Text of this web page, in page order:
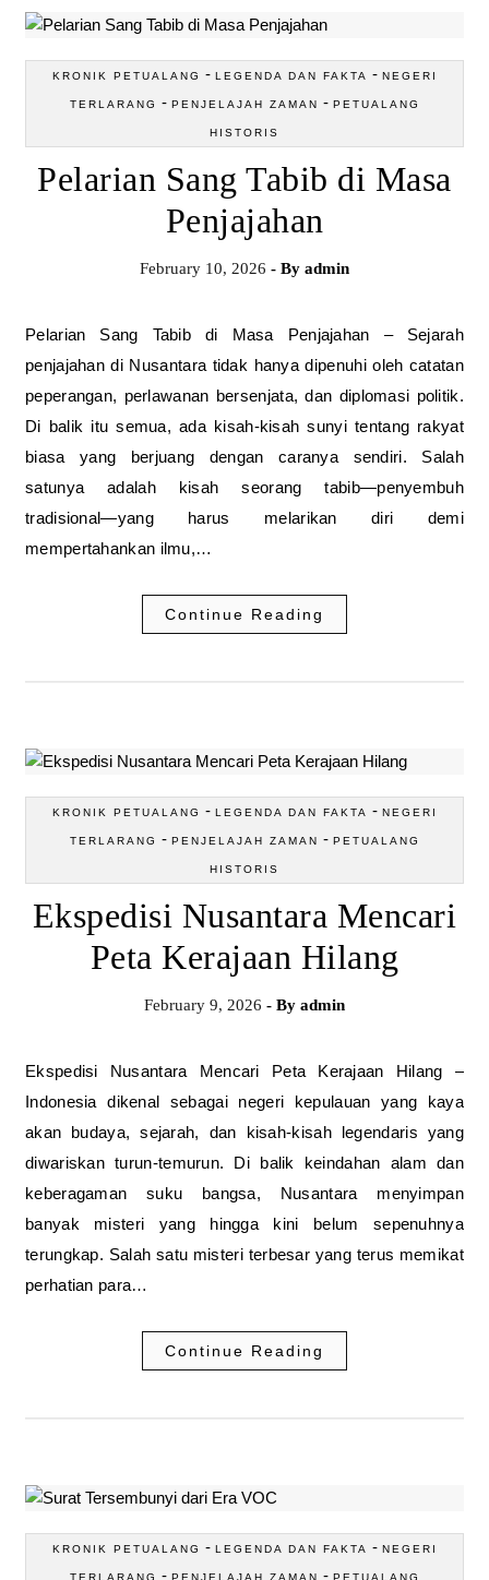
KRONIK PETUALANG - LEGENDA DAN FAKTA - NEGERI
TERLARANG - PENJELAJAH ZAMAN - PETUALANG
HISTORIS
Pelarian Sang Tabib di Masa
Penjajahan
February 10, 2026 - By admin
Pelarian Sang Tabib di Masa Penjajahan – Sejarah
penjajahan di Nusantara tidak hanya dipenuhi oleh catatan
peperangan, perlawanan bersenjata, dan diplomasi politik.
Di balik itu semua, ada kisah-kisah sunyi tentang rakyat
biasa yang berjuang dengan caranya sendiri. Salah
satunya adalah kisah seorang tabib—penyembuh
tradisional—yang harus melarikan diri demi
mempertahankan ilmu,…
Continue Reading
KRONIK PETUALANG - LEGENDA DAN FAKTA - NEGERI
TERLARANG - PENJELAJAH ZAMAN - PETUALANG
HISTORIS
Ekspedisi Nusantara Mencari
Peta Kerajaan Hilang
February 9, 2026 - By admin
Ekspedisi Nusantara Mencari Peta Kerajaan Hilang –
Indonesia dikenal sebagai negeri kepulauan yang kaya
akan budaya, sejarah, dan kisah-kisah legendaris yang
diwariskan turun-temurun. Di balik keindahan alam dan
keberagaman suku bangsa, Nusantara menyimpan
banyak misteri yang hingga kini belum sepenuhnya
terungkap. Salah satu misteri terbesar yang terus memikat
perhatian para…
Continue Reading
KRONIK PETUALANG - LEGENDA DAN FAKTA - NEGERI
TERLARANG - PENJELAJAH ZAMAN - PETUALANG